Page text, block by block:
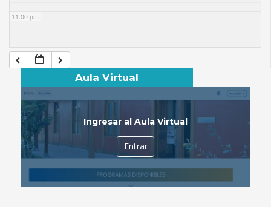
11:00 pm
Aula Virtual
Ingresar al Aula Virtual
Entrar